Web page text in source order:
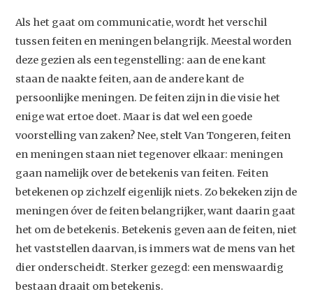
Als het gaat om communicatie, wordt het verschil
tussen feiten en meningen belangrijk. Meestal worden
deze gezien als een tegenstelling: aan de ene kant
staan de naakte feiten, aan de andere kant de
persoonlijke meningen. De feiten zijn in die visie het
enige wat ertoe doet. Maar is dat wel een goede
voorstelling van zaken? Nee, stelt Van Tongeren, feiten
en meningen staan niet tegenover elkaar: meningen
gaan namelijk over de betekenis van feiten. Feiten
betekenen op zichzelf eigenlijk niets. Zo bekeken zijn de
meningen óver de feiten belangrijker, want daarin gaat
het om de betekenis. Betekenis geven aan de feiten, niet
het vaststellen daarvan, is immers wat de mens van het
dier onderscheidt. Sterker gezegd: een menswaardig
bestaan draait om betekenis.